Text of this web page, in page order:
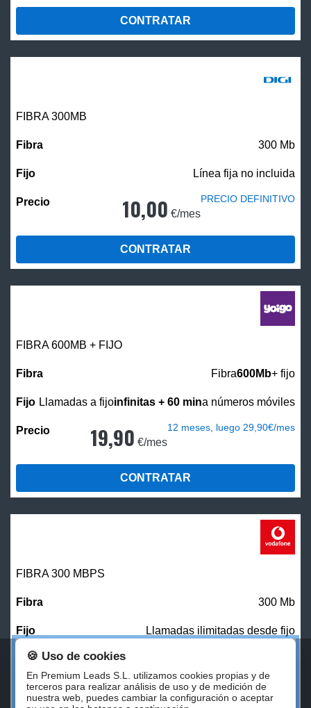
CONTRATAR
FIBRA 300MB
300 Mb
Línea fija no incluida
10,00 €/mes
PRECIO DEFINITIVO
CONTRATAR
FIBRA 600MB + FIJO
Fibra600Mb+ fijo
Llamadas a fijoinfinitas + 60 mina números móviles
19,90 €/mes
12 meses, luego 29,90€/mes
CONTRATAR
FIBRA 300 MBPS
300 Mb
Llamadas ilimitadas desde fijo
27,00 €/mes
🍪 Uso de cookies
En Premium Leads S.L. utilizamos cookies propias y de
terceros para realizar análisis de uso y de medición de
nuestra web, puedes cambiar la configuración o aceptar